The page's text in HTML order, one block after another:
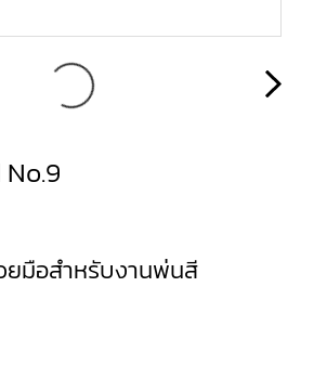
มือสำหรับงานพ่นสี